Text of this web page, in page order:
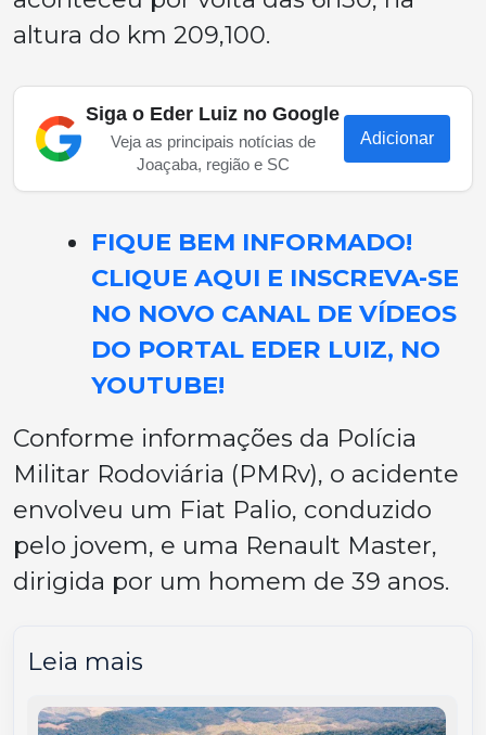
altura do km 209,100.
Siga o Eder Luiz no Google
Veja as principais notícias de
Joaçaba, região e SC
Adicionar
FIQUE BEM INFORMADO!
CLIQUE AQUI E INSCREVA-SE
NO NOVO CANAL DE VÍDEOS
DO PORTAL EDER LUIZ, NO
YOUTUBE!
Conforme informações da Polícia
Militar Rodoviária (PMRv), o acidente
envolveu um Fiat Palio, conduzido
pelo jovem, e uma Renault Master,
dirigida por um homem de 39 anos.
Leia mais